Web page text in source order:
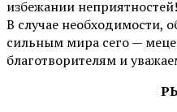
избежании неприятностей!
В случае необходимости,
сильным мира сего —
благотворителям и